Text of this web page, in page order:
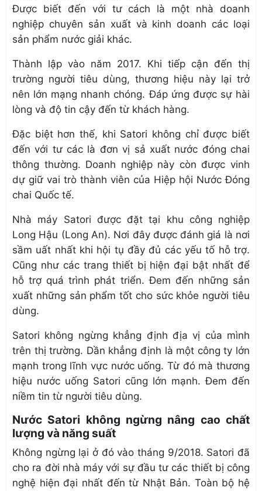
Được biết đến với tư cách là một nhà doanh
nghiệp chuyên sản xuất và kinh doanh các loại
sản phẩm nước giải khác.
Thành lập vào năm 2017. Khi tiếp cận đến thị
trường người tiêu dùng, thương hiệu này lại trở
nên lớn mạng nhanh chóng. Đáp ứng được sự hài
lòng và độ tin cậy đến từ khách hàng.
Đặc biệt hơn thế, khi Satori không chỉ được biết
đến với tư các là đơn vị sả xuất nước đóng chai
thông thường. Doanh nghiệp này còn được vinh
dự giữ vai trò thành viên của Hiệp hội Nước Đóng
chai Quốc tế.
Nhà máy Satori được đặt tại khu công nghiệp
Long Hậu (Long An). Nơi đây được đánh giá là nơi
sầm uất nhất khi hội tụ đầy đủ các yếu tố hỗ trợ.
Cũng như các trang thiết bị hiện đại bật nhất để
hỗ trợ quá trình phát triển. Đem đến những sản
xuất những sản phẩm tốt cho sức khỏe người tiêu
dùng.
Satori không ngừng khẳng định địa vị của mình
trên thị trường. Dần khẳng định là một công ty lớn
mạnh trong lĩnh vực nước uống. Từ đó mà thương
hiệu nước uống Satori cũng lớn mạnh. Đem đến
niềm tin từ người tiêu dùng.
Nước Satori không ngừng nâng cao chất
lượng và năng suất
Không ngừng lại ở đó vào tháng 9/2018. Satori đã
cho ra đời nhà máy với sự đầu tư các thiết bị công
nghệ hiện đại nhất đến từ Nhật Bản. Toàn bộ hệ